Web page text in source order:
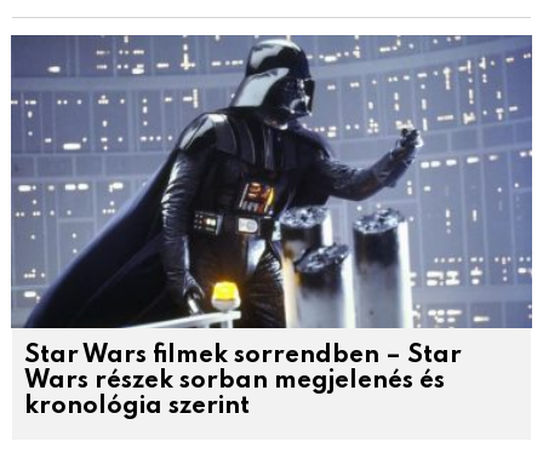
Star Wars filmek sorrendben – Star
Wars részek sorban megjelenés és
kronológia szerint